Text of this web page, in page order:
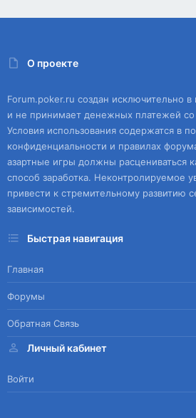
О проекте
Forum.poker.ru создан исключительно
и не принимает денежных платежей со
Условия использования содержатся в
конфиденциальности и правилах
азартные игры должны расцениваться
способ заработка. Неконтролируемое
привести к стремительному развитию
зависимостей.
Быстрая навигация
Главная
Форумы
Обратная Связь
Личный кабинет
Войти